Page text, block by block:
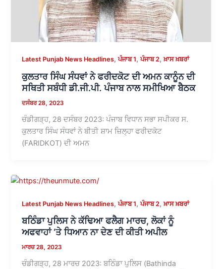
Latest Punjab News Headlines,ਪੰਜਾਬ 1,ਪੰਜਾਬ 2,ਖ਼ਾਸ ਖ਼ਬਰਾਂ
ਕੁਲਤਾਰ ਸਿੰਘ ਸੰਧਵਾਂ ਨੇ ਫਰੀਦਕੋਟ ਦੀ ਅਮਨ ਕਾਨੂੰਨ ਦੀ
ਸਥਿਤੀ ਸਬੰਧੀ ਡੀ.ਜੀ.ਪੀ. ਪੰਜਾਬ ਨਾਲ ਸਮੀਖਿਆ ਬੈਠਕ
ਦਸੰਬਰ 28, 2023
ਚੰਡੀਗੜ੍ਹ, 28 ਦਸੰਬਰ 2023: ਪੰਜਾਬ ਵਿਧਾਨ ਸਭਾ ਸਪੀਕਰ ਸ.
ਕੁਲਤਾਰ ਸਿੰਘ ਸੰਧਵਾਂ ਨੇ ਬੀਤੀ ਸ਼ਾਮ ਜ਼ਿਲ੍ਹਾ ਫਰੀਦਕੋਟ
(FARIDKOT) ਦੀ ਅਮਨ
Latest Punjab News Headlines,ਪੰਜਾਬ 1,ਪੰਜਾਬ 2,ਖ਼ਾਸ ਖ਼ਬਰਾਂ
ਬਠਿੰਡਾ ਪੁਲਿਸ ਨੇ ਕੱਢਿਆ ਫਲੈਗ ਮਾਰਚ, ਲੋਕਾਂ ਨੂੰ
ਅਫਵਾਹਾਂ ‘ਤੇ ਧਿਆਨ ਨਾ ਦੇਣ ਦੀ ਕੀਤੀ ਅਪੀਲ
ਮਾਰਚ 28, 2023
ਚੰਡੀਗੜ੍ਹ, 28 ਮਾਰਚ 2023: ਬਠਿੰਡਾ ਪੁਲਿਸ (Bathinda